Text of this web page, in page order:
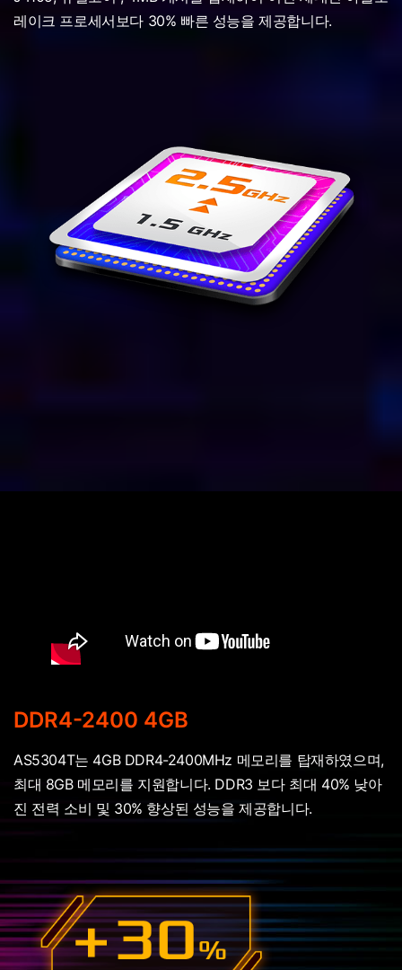
레이크 프로세서보다 30% 빠른 성능을 제공합니다.
DDR4-2400 4GB
AS5304T는 4GB DDR4-2400MHz 메모리를 탑재하였으며,
최대 8GB 메모리를 지원합니다. DDR3 보다 최대 40% 낮아
진 전력 소비 및 30% 향상된 성능을 제공합니다.